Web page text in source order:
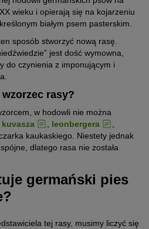
wieku i opierają się na kojarzeniu
białym psem pasterskim.
sposób stworzyć nową rasę.
jest dość wymowna,
do czynienia z imponującym i
rasy?
w hodowli nie można
kuvasza leonbergera
kaukaskiego. Niestety jednak
dlatego rasa nie została
germański pies
tej rasy, musimy liczyć się